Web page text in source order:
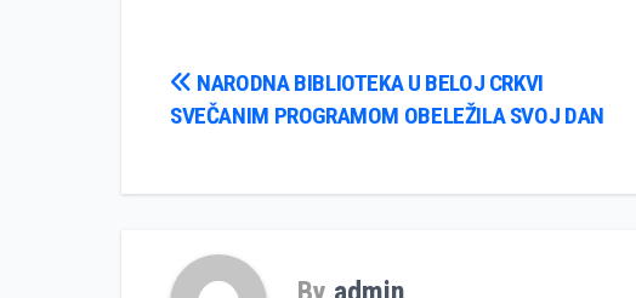
Кретање
чланка
NARODNA BIBLIOTEKA U BELOJ CRKVI
SVEČANIM PROGRAMOM OBELEŽILA SVOJ DAN